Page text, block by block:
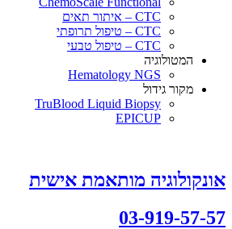
CTC – איתור תאים
CTC – טיפול תרופתי
CTC – טיפול טבעי
המטולוגיה
Hematology NGS
מקור גידול
TruBlood Liquid Biopsy
EPICUP
אונקולוגיה מותאמת אישית
03-919-57-57